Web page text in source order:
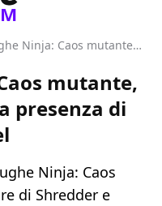
Tartarughe Ninja: Caos mutante, il regista parla della presenza di Shredder nel sequel
mutante,
presenza di
Ninja: Caos
di Shredder e